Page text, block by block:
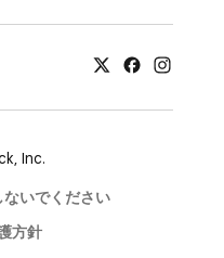
Inc.
いでください
方針